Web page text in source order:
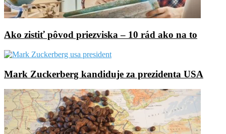
Ako zistiť pôvod priezviska – 10 rád ako na to
Mark Zuckerberg kandiduje za prezidenta USA